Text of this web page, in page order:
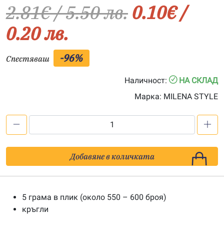
2.81€/ 5.50 лв.0.10€/
0.20 лв.
Спестяваш -96%
Наличност:
НА СКЛАД
Марка: MILENA STYLE
за
диамантен
цв.
Добавяне в количката
5 грама в плик (около 550 – 600 броя)
кръгли